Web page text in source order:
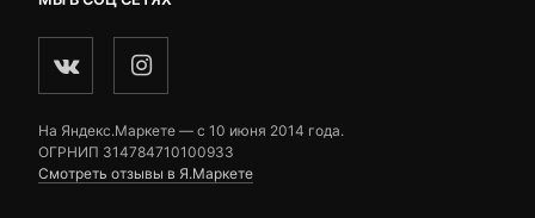
На Яндекс.Маркете — c 10 июня 2014 года.
ОГРНИП 314784710100933
Смотреть отзывы в Я.Маркете